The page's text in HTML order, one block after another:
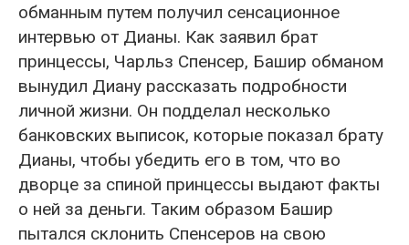
обманным путем получил сенсационное
интервью от Дианы. Как заявил брат
принцессы, Чарльз Спенсер, Башир обманом
вынудил Диану рассказать подробности
личной жизни. Он подделал несколько
банковских выписок, которые показал брату
Дианы, чтобы убедить его в том, что во
дворце за спиной принцессы выдают факты
о ней за деньги. Таким образом Башир
пытался склонить Спенсеров на свою